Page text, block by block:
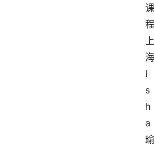
课
程
上
海
I
s
h
a
瑜